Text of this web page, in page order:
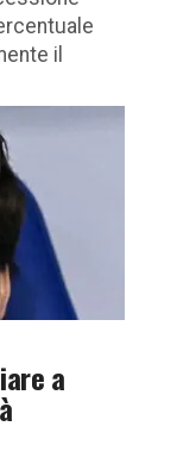
il
a